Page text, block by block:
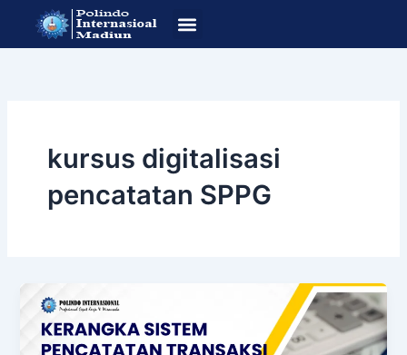
konten
kursus digitalisasi
pencatatan SPPG